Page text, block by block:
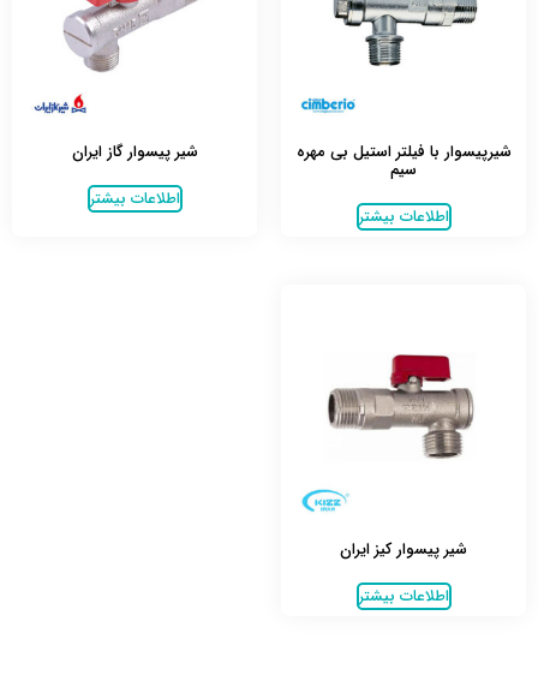
شیرپیسوار با فیلتر استیل بی مهره
سیم
اطلاعات بیشتر
شیر پیسوار گاز ایران
اطلاعات بیشتر
شیر پیسوار کیز ایران
اطلاعات بیشتر